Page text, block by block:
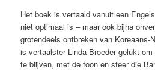
Het boek is vertaald vanuit een
niet optimaal is – maar ook bijna
grotendeels ontbreken van Koreaans-
is vertaalster Linda Broeder gelukt
te blijven, met de toon en sfeer die